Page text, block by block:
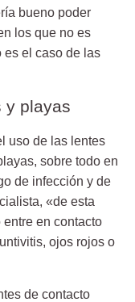
bueno poder
los que no es
es el caso de las
y playas
uso de las lentes
sobre todo en
de infección y de
«de esta
en contacto
ojos rojos o
de contacto